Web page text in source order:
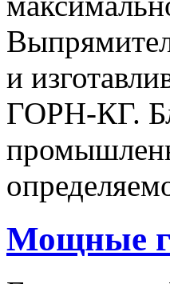
и
ГОРН-КГ.
Мощные